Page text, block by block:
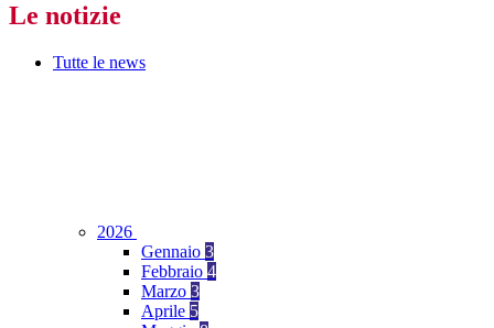
Le notizie
Tutte le news
2026
Gennaio 3
Febbraio 4
Marzo 3
Aprile 5